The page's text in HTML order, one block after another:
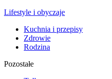
Lifestyle i obyczaje
Kuchnia i przepisy
Zdrowie
Rodzina
Pozostałe